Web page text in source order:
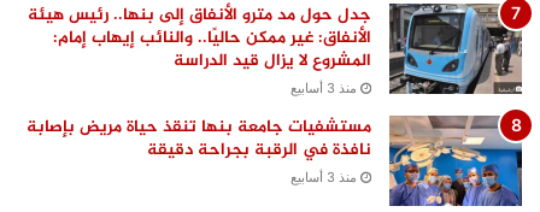
جدل حول مد مترو الأنفاق إلى بنها.. رئيس هيئة
الأنفاق: غير ممكن حاليًا.. والنائب إيهاب إمام:
المشروع لا يزال قيد الدراسة
منذ 3 أسابيع
مستشفيات جامعة بنها تنقذ حياة مريض بإصابة
نافذة في الرقبة بجراحة دقيقة
منذ 3 أسابيع